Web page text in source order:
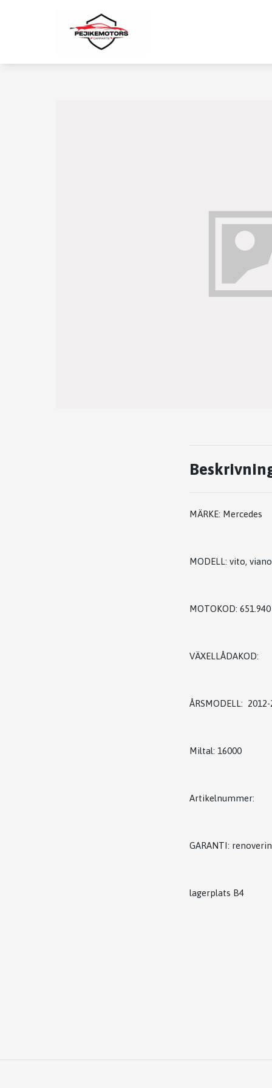
MÄRKE: Mercedes
MODELL: vito, viano
MOTOKOD: 651.940
VÄXELLÅDAKOD:
ÅRSMODELL:
Miltal: 16000
Artikelnummer:
GARANTI:
lagerplats B4